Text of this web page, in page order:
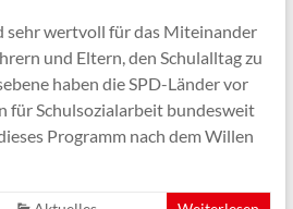
sehr wertvoll für das Miteinander
und Eltern, den Schulalltag zu
haben die SPD-Länder vor
für Schulsozialarbeit bundesweit
Programm nach dem Willen